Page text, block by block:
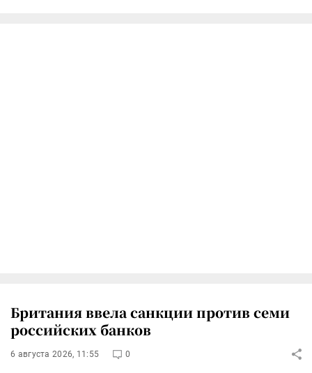
Британия ввела санкции против семи
российских банков
6 августа 2026, 11:55 0